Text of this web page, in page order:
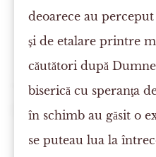
deoarece au
şi de etalare printre
căutători după
biserică cu speranţa
în schimb au găsit o
se puteau lua la